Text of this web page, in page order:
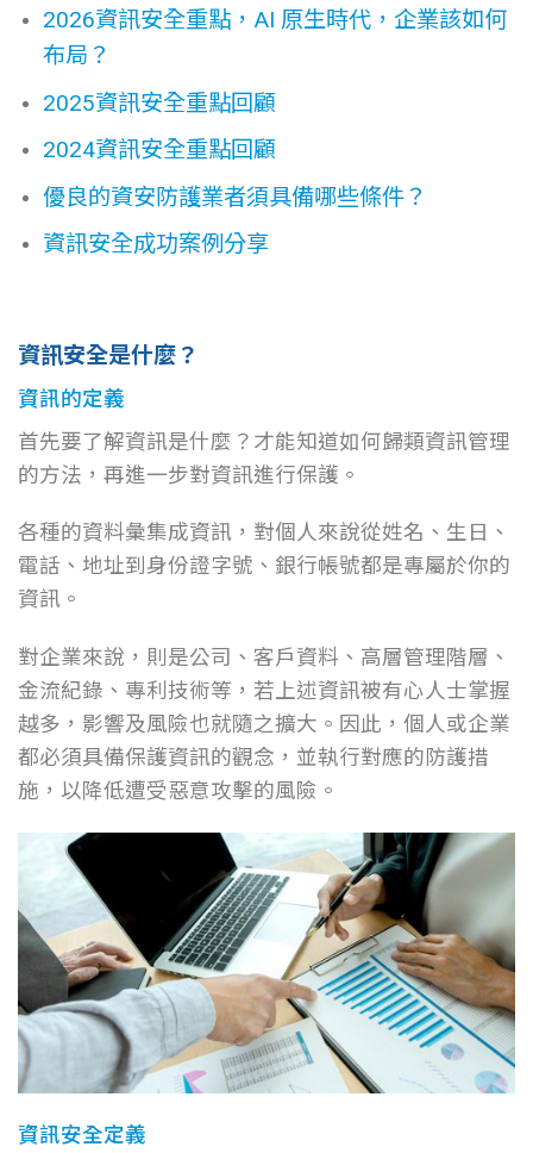
2026資訊安全重點，AI 原生時代，企業該如何
布局？
2025資訊安全重點回顧
2024資訊安全重點回顧
優良的資安防護業者須具備哪些條件？
資訊安全成功案例分享
資訊安全是什麼？
資訊的定義
首先要了解資訊是什麼？才能知道如何歸類資訊管理
的方法，再進一步對資訊進行保護。
各種的資料彙集成資訊，對個人來說從姓名、生日、
電話、地址到身份證字號、銀行帳號都是專屬於你的
資訊。
對企業來說，則是公司、客戶資料、高層管理階層、
金流紀錄、專利技術等，若上述資訊被有心人士掌握
越多，影響及風險也就隨之擴大。因此，個人或企業
都必須具備保護資訊的觀念，並執行對應的防護措
施，以降低遭受惡意攻擊的風險。
資訊安全定義